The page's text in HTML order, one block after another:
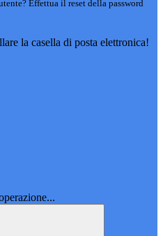
Effettua il reset della password
la casella di posta elettronica!